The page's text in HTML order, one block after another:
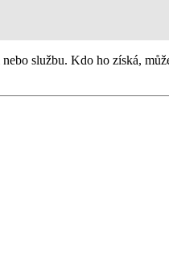
službu. Kdo ho získá,